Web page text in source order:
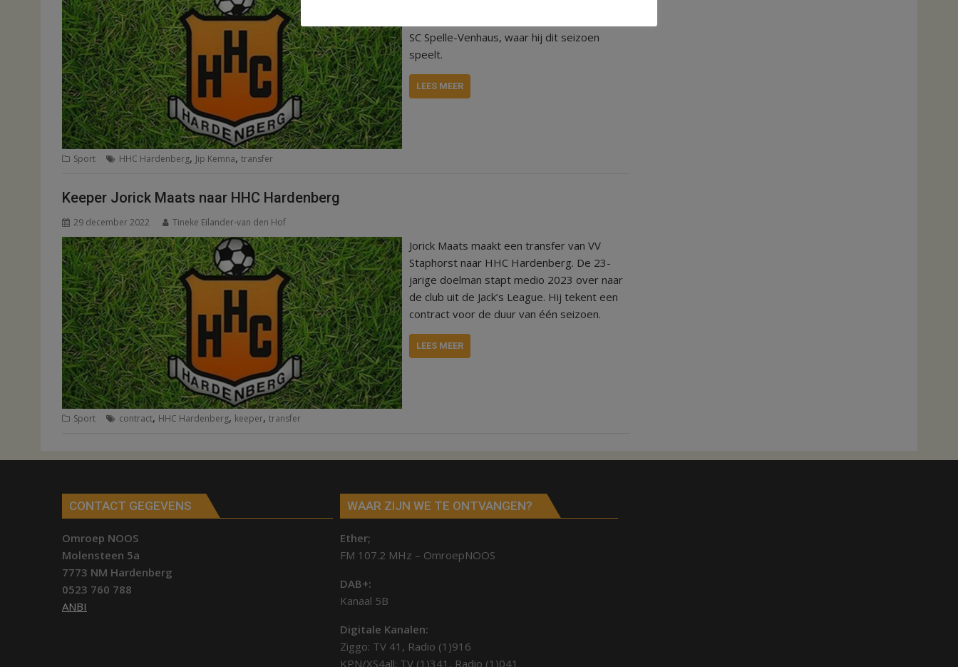
HHC Hardenberg. De 26-jarige voetballer
SC Spelle-Venhaus, waar hij dit seizoen
speelt.
LEES MEER
Sport HHC Hardenberg, Jip Kemna, transfer
Keeper Jorick Maats naar HHC Hardenberg
29 december 2022 Tineke Eilander-van den Hof
Jorick Maats maakt een transfer van VV
Staphorst naar HHC Hardenberg. De 23-
jarige doelman stapt medio 2023 over naar
de club uit de Jack’s League. Hij tekent een
contract voor de duur van één seizoen.
LEES MEER
Sport contract, HHC Hardenberg, keeper, transfer
CONTACT GEGEVENS
Omroep NOOS
Molensteen 5a
7773 NM Hardenberg
0523 760 788
ANBI
WAAR ZIJN WE TE ONTVANGEN?
Ether;
FM 107.2 MHz – OmroepNOOS
DAB+:
Kanaal 5B
Digitale Kanalen:
Ziggo: TV 41, Radio (1)916
KPN/XS4all: TV (1)341, Radio (1)041